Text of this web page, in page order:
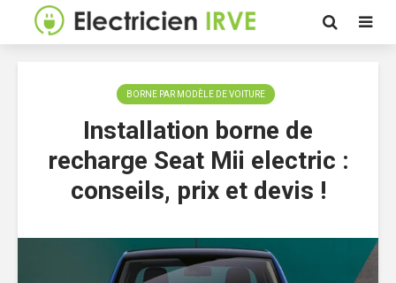
BORNE PAR MODÈLE DE VOITURE
Installation borne de
recharge Seat Mii electric :
conseils, prix et devis !